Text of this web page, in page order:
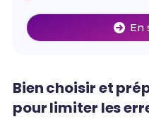
En
Bien choisir et
pour limiter les